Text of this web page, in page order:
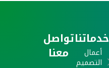
خدماتنا
أعمال
التصميم
تواصل
معنا